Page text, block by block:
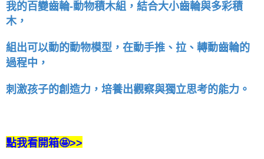
我的百變齒輪-動物積木組，結合大小齒輪與多彩積
木，
組出可以動的動物模型，在動手推、拉、轉動齒輪的
過程中，
刺激孩子的創造力，培養出觀察與獨立思考的能力。
點我看開箱🤩>>